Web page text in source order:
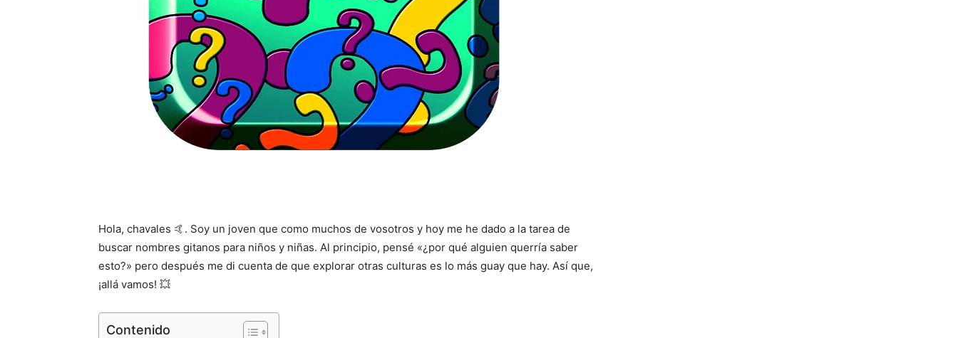
Hola, chavales 🤙. Soy un joven que como muchos de vosotros y hoy me he dado a la tarea de
buscar nombres gitanos para niños y niñas. Al principio, pensé «¿por qué alguien querría saber
esto?» pero después me di cuenta de que explorar otras culturas es lo más guay que hay. Así que,
¡allá vamos! 💥
Contenido